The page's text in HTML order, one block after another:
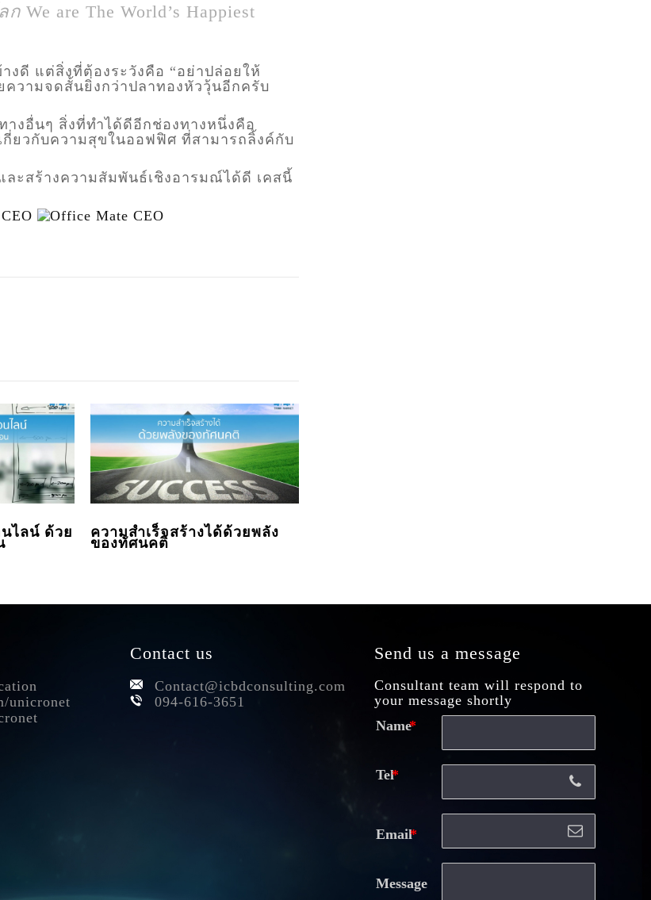
ก We are The World’s Happiest
งดี แต่สิ่งที่ต้องระวังคือ “อย่าปล่อยให้
ความจดสั้นยิ่งกว่าปลาทองหัววุ้นอีกครับ
างอื่นๆ สิ่งที่ทำได้ดีอีกช่องทางหนึ่งคือ
กี่ยวกับความสุขในออฟฟิศ ที่สามารถลิ้งค์กับ
ละสร้างความสัมพันธ์เชิงอารมณ์ได้ดี เคสนี้
ไลน์ ด้วย ความสำเร็จสร้างได้ด้วยพลัง
ของทัศนคติ
unicronet
Contact us
Contact@icbdconsulting.com
094-616-3651
Send us a message
Consultant team will respond to
your message shortly
Name
Tel
Email
Message